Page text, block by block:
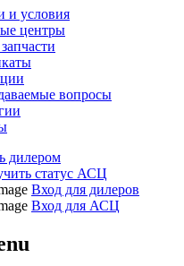
и условия
центры
вопросы
дилером
статус АСЦ
Вход для дилеров
Вход для АСЦ